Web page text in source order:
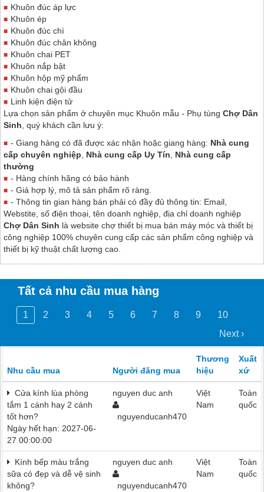
Khuôn đúc áp lực
Khuôn ép
Khuôn đúc chì
Khuôn đúc chân không
Khuôn chai PET
Khuôn nắp bật
Khuôn hộp mỹ phẩm
Khuôn chai gội đầu
Linh kiện điện tử
Lựa chọn sản phẩm ở chuyên mục Khuôn mẫu - Phụ tùng Chợ Dân
Sinh, quý khách cần lưu ý:
- Giang hàng có đã được xác nhận hoặc giang hàng: Nhà cung
cấp chuyên nghiệp, Nhà cung cấp Uy Tín, Nhà cung cấp
thường
- Hàng chính hãng có bảo hành
- Giá hợp lý, mô tả sản phẩm rõ ràng.
- Thông tin gian hàng bán phải có đầy đủ thông tin: Email,
Webstite, số điện thoại, tên doanh nghiệp, địa chỉ doanh nghiệp
Chợ Dân Sinh là website chợ thiết bị mua bán máy móc và thiết bị
công nghiệp 100% chuyên cung cấp các sản phẩm công nghiệp và
thiết bị kỹ thuật chất lượng cao.
Tất cả nhu cầu mua hàng
1 2 3 4 5 6 7 8 9
10
Next ›
Nhu cầu mua Người đăng mua
Thương
hiệu
Xuất
xứ
Cửa kính lùa phòng
tắm 1 cánh hay 2 cánh
tốt hơn?
Ngày hết hạn: 2027-06-
27 00:00:00
nguyen duc anh
nguyenducanh470
Việt
Nam
Toàn
quốc
Kính bếp màu trắng
sữa có đẹp và dễ vệ sinh
không?
nguyen duc anh
nguyenducanh470
Việt
Nam
Toàn
quốc